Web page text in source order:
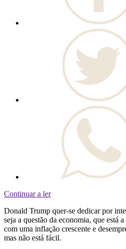
Continuar a ler
Donald Trump quer-se dedicar por
seja a questão da economia, que está
com uma inflação crescente e
mas não está fácil.